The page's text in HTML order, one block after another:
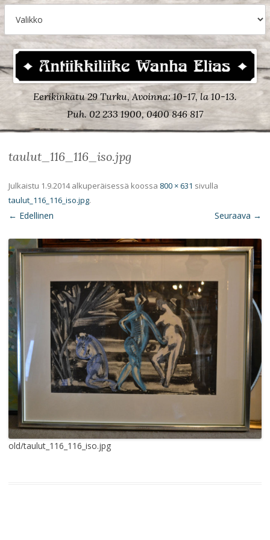
Eerikinkatu 29 Turku, Avoinna: 10-17, la 10-13.
Puh. 02 233 1900, 0400 846 817
taulut_116_116_iso.jpg
Julkaistu 1.9.2014alkuperäisessä koossa 800 × 631 sivulla
taulut_116_116_iso.jpg.
← Edellinen Seuraava →
old/taulut_116_116_iso.jpg